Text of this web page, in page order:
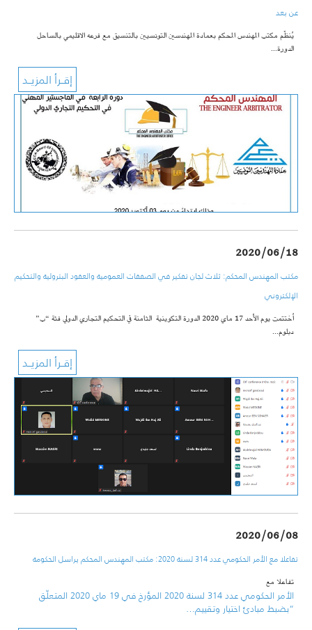
عن بعد
يُنظّم مكتب المهندس المحكم بعمادة المهندسين التونسيين بالتنسيق مع فرعه الاقليمي بالساحل
الدورة…
2020/06/18
مكتب المهندس المحكم: ثلاث لجان تفكير في الصفقات العمومية والعقود البترولية والتحكيم
الإلكتروني
اُختتمت يوم الأحد 17 ماي 2020 الدورة التكوينية الثامنة في التحكيم التجاري الدولي فئة “ب”
دبلوم…
2020/06/08
تفاعلا مع الأمر الحكومي عدد 314 لسنة 2020: مكتب المهندس المحكم يراسل الحكومة
تفاعلا مع
الأمر الحكومي عدد 314 لسنة 2020 المؤرخ في 19 ماي 2020 المتعلّق
“بضبط مبادئ اختيار وتقييم…